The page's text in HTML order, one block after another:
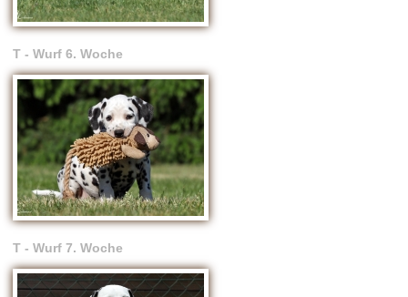
T - Wurf 6. Woche
T - Wurf 7. Woche